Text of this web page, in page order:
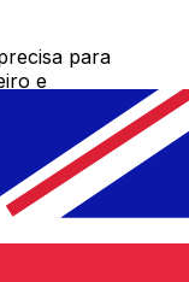
para
e
defina
dinheiro para o
mesmo!